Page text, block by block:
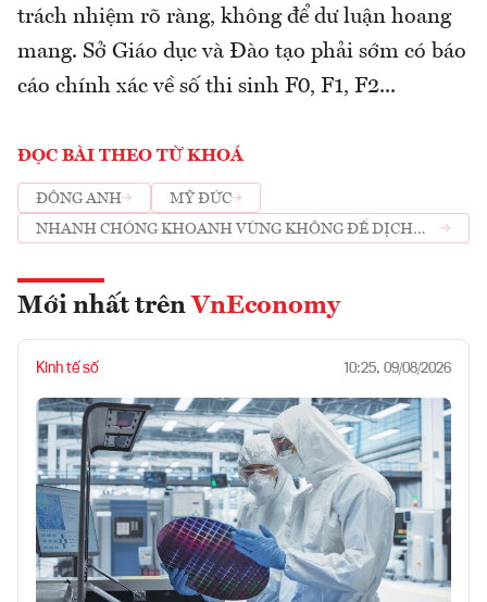
trách nhiệm rõ ràng, không để dư luận hoang
mang. Sở Giáo dục và Đào tạo phải sớm có báo
cáo chính xác về số thi sinh F0, F1, F2...
ĐỌC BÀI THEO TỪ KHOÁ
ĐÔNG ANH
MỸ ĐỨC
NHANH CHÓNG KHOANH VÙNG KHÔNG ĐỂ DỊCH
Mới nhất trên VnEconomy
Kinh tế số 10:25, 09/08/2026